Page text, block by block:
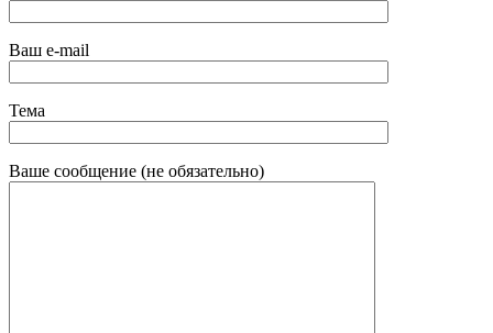
Ваш e-mail
Тема
Ваше сообщение (не обязательно)